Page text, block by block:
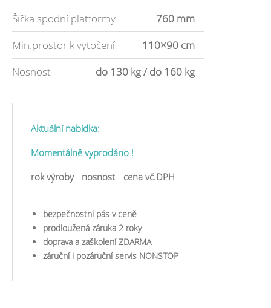
Šířka spodní platformy
760 mm
Min.prostor k vytočení
110×90 cm
Nosnost
do 130 kg / do 160 kg
Aktuální nabídka:
Momentálně vyprodáno !
rok výroby
nosnost cena vč.DPH
bezpečnostní pás v ceně
​prodloužená záruka 2 roky
doprava a zaškolení ZDARMA
záruční i pozáruční servis NONSTOP